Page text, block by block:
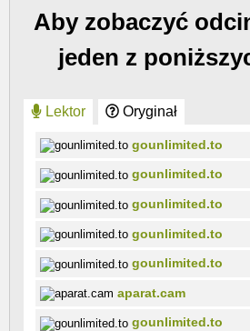
Aby zobaczyć
jeden z
Lektor Oryginał
gounlimited.to
gounlimited.to
gounlimited.to
gounlimited.to
gounlimited.to
aparat.cam
gounlimited.to